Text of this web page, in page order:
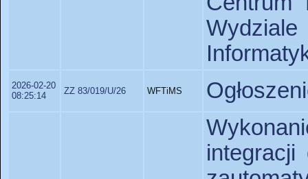
2026-02-20
08:25:14
ZZ 83/019/U/26 WFTiMS